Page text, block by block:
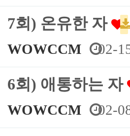
7회) 온유한 자
WOWCCM 02-
6회) 애통하는 자
WOWCCM 02-